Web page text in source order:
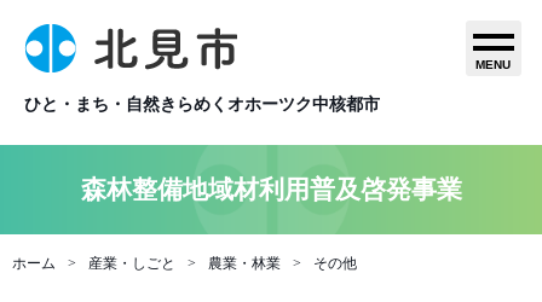
ひと・まち・自然きらめくオホーツク中核都市
MENU
森林整備地域材利用普及啓発事業
ホーム 産業・しごと 農業・林業 その他